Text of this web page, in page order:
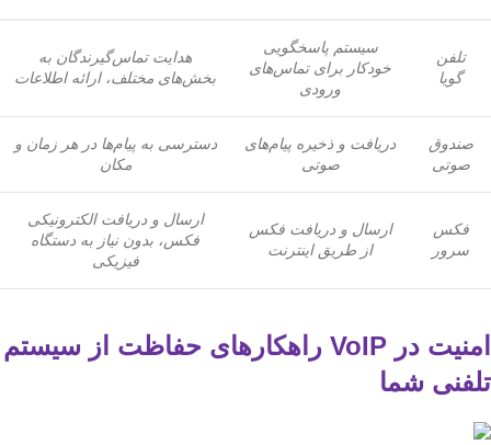
تلفن
گویا
سیستم پاسخگویی
خودکار برای تماس‌های
ورودی
هدایت تماس‌گیرندگان به
بخش‌های مختلف، ارائه اطلاعات
صندوق
صوتی
دریافت و ذخیره پیام‌های
صوتی
دسترسی به پیام‌ها در هر زمان و
مکان
فکس
سرور
ارسال و دریافت فکس
از طریق اینترنت
ارسال و دریافت الکترونیکی
فکس، بدون نیاز به دستگاه
فیزیکی
امنیت در VoIP راهکارهای حفاظت از سیستم
تلفنی شما